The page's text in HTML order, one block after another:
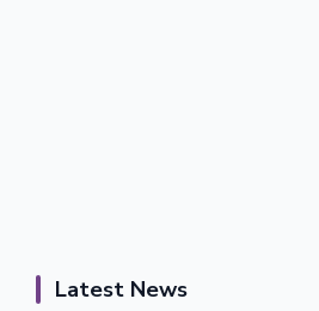
Latest News